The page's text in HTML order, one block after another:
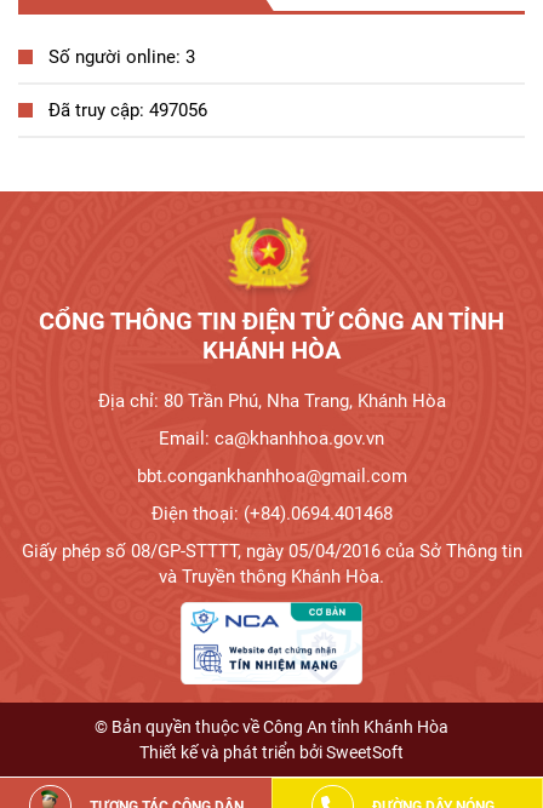
Số người online: 3
Đã truy cập: 497056
CỔNG THÔNG TIN ĐIỆN TỬ CÔNG AN TỈNH
KHÁNH HÒA
Địa chỉ: 80 Trần Phú, Nha Trang, Khánh Hòa
Email: ca@khanhhoa.gov.vn
bbt.congankhanhhoa@gmail.com
Điện thoại: (+84).0694.401468
Giấy phép số 08/GP-STTTT, ngày 05/04/2016 của Sở Thông tin
và Truyền thông Khánh Hòa.
© Bản quyền thuộc về Công An tỉnh Khánh Hòa
Thiết kế và phát triển bởiSweetSoft